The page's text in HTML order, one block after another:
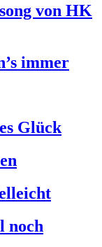
von HK
immer
Glück
noch